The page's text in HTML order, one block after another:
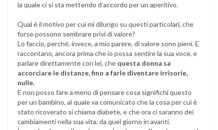
la quale ci si sta mettendo d’accordo per un aperitivo.
Qual è il motivo per cui mi dilungo su questi particolari, che
forse possono sembrare privi di valore?
Lo faccio, perché, invece, a mio parere, di valore sono pieni. E
raccontano, ancora prima che io possa sentire la sua voce, e
parlare direttamente con lei, che questa donna sa
accorciare le distanze, fino a farle diventare irrisorie,
nulle.
E non posso fare a meno di pensare cosa significhi questo
per un bambino, al quale va comunicato che la cosa per cui è
stato ricoverato si chiama diabete, e che ora ci saranno dei
cambiamenti nella sua vita, da quel giorno in avanti.